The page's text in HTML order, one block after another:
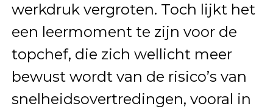
werkdruk vergroten. Toch lijkt het
een leermoment te zijn voor de
topchef, die zich wellicht meer
bewust wordt van de risico’s van
snelheidsovertredingen, vooral in